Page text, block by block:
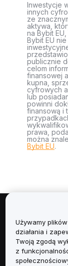
Inwestycje
innych
ze
aktywa,
na Bybit
Bybit EU
publicznie
celom
finansowej
kupna,
cyfrowych
lub
powinni
finansową i
prawa,
można
Bybit EU.
Informacje
Usługi
Używamy
działania i
Twoją zgodą
z